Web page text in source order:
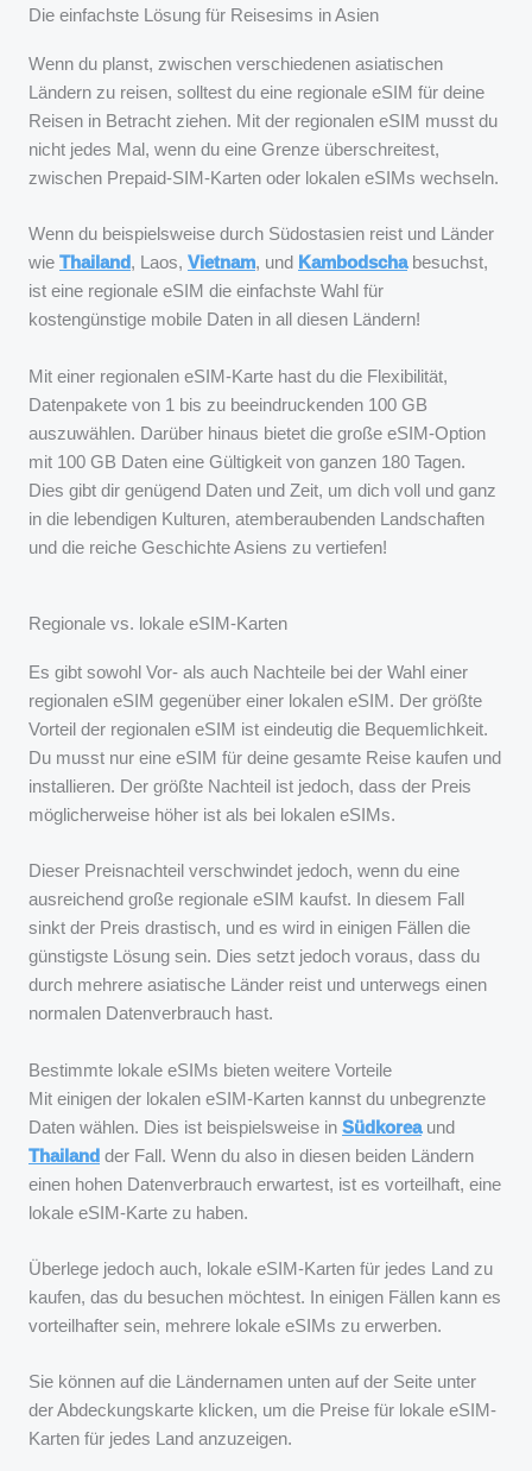
Die einfachste Lösung für Reisesims in Asien
Wenn du planst, zwischen verschiedenen asiatischen
Ländern zu reisen, solltest du eine regionale eSIM für deine
Reisen in Betracht ziehen. Mit der regionalen eSIM musst du
nicht jedes Mal, wenn du eine Grenze überschreitest,
zwischen Prepaid-SIM-Karten oder lokalen eSIMs wechseln.
Wenn du beispielsweise durch Südostasien reist und Länder
wie Thailand, Laos, Vietnam, und Kambodscha
ist eine regionale eSIM die einfachste Wahl für
kostengünstige mobile Daten in all diesen Ländern!
Mit einer regionalen eSIM-Karte hast du die Flexibilität,
Datenpakete von 1 bis zu beeindruckenden 100 GB
auszuwählen. Darüber hinaus bietet die große eSIM-Option
mit 100 GB Daten eine Gültigkeit von ganzen 180 Tagen.
Dies gibt dir genügend Daten und Zeit, um dich voll und ganz
in die lebendigen Kulturen, atemberaubenden Landschaften
und die reiche Geschichte Asiens zu vertiefen!
Regionale vs. lokale eSIM-Karten
Es gibt sowohl Vor- als auch Nachteile bei der Wahl einer
regionalen eSIM gegenüber einer lokalen eSIM. Der größte
Vorteil der regionalen eSIM ist eindeutig die Bequemlichkeit.
Du musst nur eine eSIM für deine gesamte Reise kaufen und
installieren. Der größte Nachteil ist jedoch, dass der Preis
möglicherweise höher ist als bei lokalen eSIMs.
Dieser Preisnachteil verschwindet jedoch, wenn du eine
ausreichend große regionale eSIM kaufst. In diesem Fall
sinkt der Preis drastisch, und es wird in einigen Fällen die
günstigste Lösung sein. Dies setzt jedoch voraus, dass du
durch mehrere asiatische Länder reist und unterwegs einen
normalen Datenverbrauch hast.
Bestimmte lokale eSIMs bieten weitere Vorteile
Mit einigen der lokalen eSIM-Karten kannst du unbegrenzte
Daten wählen. Dies ist beispielsweise in Südkoreaund
Thailand
einen hohen Datenverbrauch erwartest, ist es vorteilhaft, eine
lokale eSIM-Karte zu haben.
Überlege jedoch auch, lokale eSIM-Karten für jedes Land zu
kaufen, das du besuchen möchtest. In einigen Fällen kann es
vorteilhafter sein, mehrere lokale eSIMs zu erwerben.
Sie können auf die Ländernamen unten auf der Seite unter
der Abdeckungskarte klicken, um die Preise für lokale eSIM-
Karten für jedes Land anzuzeigen.